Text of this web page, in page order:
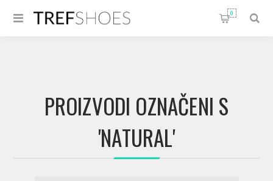
0
PROIZVODI OZNAČENI S
'NATURAL'